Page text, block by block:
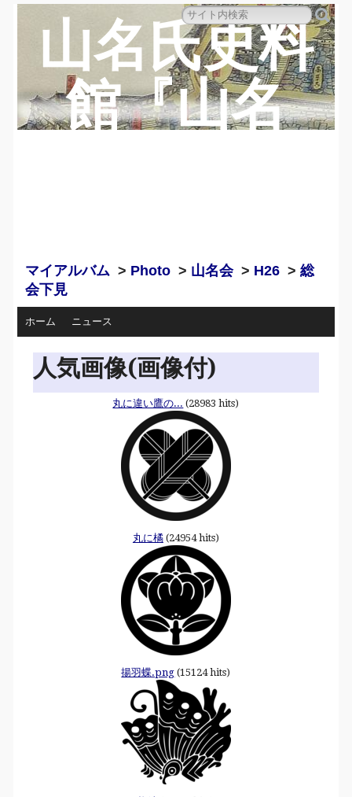
山名氏史料
館『山名
マイアルバム > Photo > 山名会> H26 >総
会下見
ホーム ニュース
人気画像(画像付)
丸に違い鷹の... (28983 hits)
丸に橘(24954 hits)
揚羽蝶.png (15124 hits)